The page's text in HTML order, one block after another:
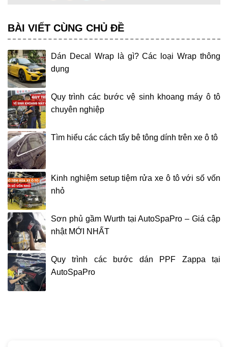
BÀI VIẾT CÙNG CHỦ ĐỀ
Dán Decal Wrap là gì? Các loại Wrap thông
dụng
Quy trình các bước vệ sinh khoang máy ô tô
chuyên nghiệp
Tìm hiểu các cách tẩy bê tông dính trên xe ô tô
Kinh nghiệm setup tiệm rửa xe ô tô với số vốn
nhỏ
Sơn phủ gầm Wurth tại AutoSpaPro – Giá cập
nhật MỚI NHẤT
Quy trình các bước dán PPF Zappa tại
AutoSpaPro